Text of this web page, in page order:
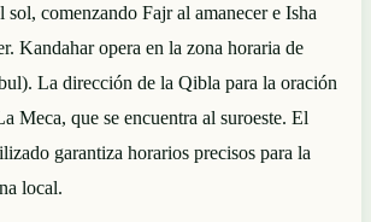
comenzando Fajr al amanecer e Isha
Kandahar opera en la zona horaria de
La dirección de la Qibla para la oración
Meca, que se encuentra al suroeste. El
garantiza horarios precisos para la
local.